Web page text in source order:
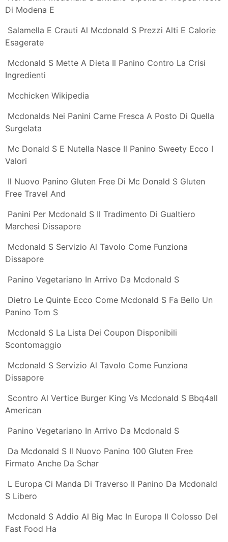
Panino Vegetariano In Arrivo Da Mcdonald S
Expo Mcdonald S Si Adegua Ai Prezzi Alti Panini Piu
Cari
Le Tecniche Di Mcdonald S Per Vendere Di Piu In Salone
Mcdonald S Menu Menu For Mcdonald S Assago Milano
Zomato Italy
Mcdonald S I Dipendenti Rivelano Sei Cose Dei Menu
Italia
Hamburger Day Mcdonald S Celebra Il Panino Piu
Famoso Il Secondo
Offerta Di Hamburger Mcdonald S 2x1 A Modena
Nei Panini Mcdonald S Entrano Cipolla Di Tropea Aceto
Salamella E Crauti Al Mcdonald S Prezzi Alti E Calorie
Mcdonald S Mette A Dieta Il Panino Contro La Crisi
Mcchicken Wikipedia
Mcdonalds Nei Panini Carne Fresca A Posto Di Quella
Mc Donald S E Nutella Nasce Il Panino Sweety Ecco I
Il Nuovo Panino Gluten Free Di Mc Donald S Gluten
Panini Per Mcdonald S Il Tradimento Di Gualtiero